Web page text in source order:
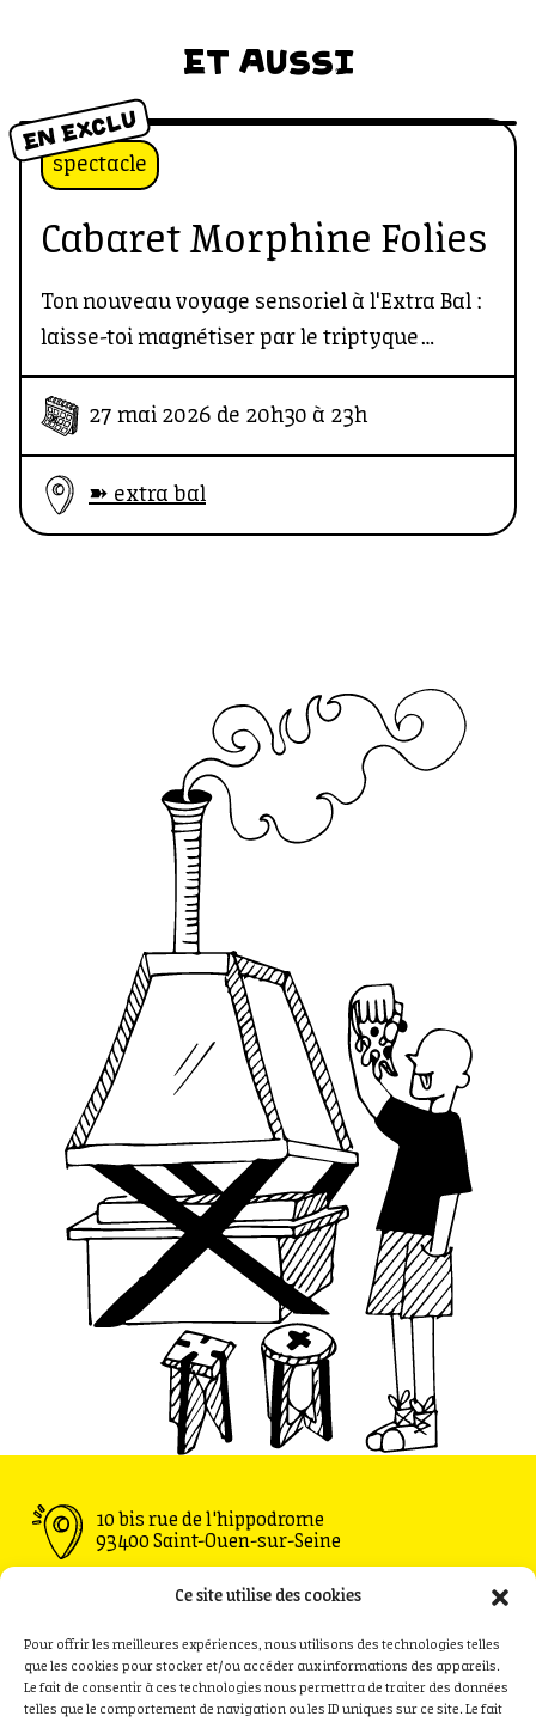
Ce site utilise des cookies
Pour offrir les meilleures expériences, nous utilisons des technologies telles
que les cookies pour stocker et/ou accéder aux informations des appareils.
Le fait de consentir à ces technologies nous permettra de traiter des données
telles que le comportement de navigation ou les ID uniques sur ce site. Le fait
ET AUSSI
EN EXCLU
spectacle
Cabaret Morphine Folies
Ton nouveau voyage sensoriel à l'Extra Bal :
laisse-toi magnétiser par le triptyque
lesbien des Morphine Folies, entre poésie
brute et cabaret magnétique.
27 mai 2026 de 20h30 à 23h
➽ extra bal
10 bis rue de l'hippodrome
93400 Saint-Ouen-sur-Seine
Ouvert du Mardi au Vendredi : 11h30 - 00h00
Samedi : 09h00 - 00h00